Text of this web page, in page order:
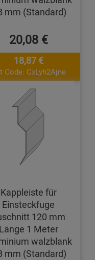
mm (Standard)
20,08 €
18,87 €
Code: CxLyh2Ajne
Kappleiste für
Einsteckfuge
120 mm
Länge 1 Meter
walzblank
mm (Standard)